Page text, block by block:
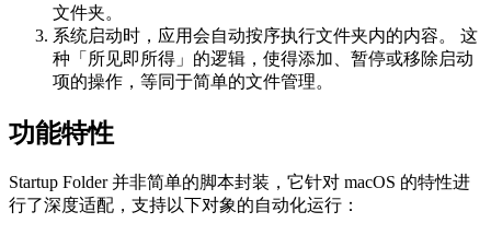
文件夹。
系统启动时，应用会自动按序执行文件夹内的内容。 这
种「所见即所得」的逻辑，使得添加、暂停或移除启动
项的操作，等同于简单的文件管理。
功能特性
Startup Folder 并非简单的脚本封装，它针对 macOS 的特性进
行了深度适配，支持以下对象的自动化运行：